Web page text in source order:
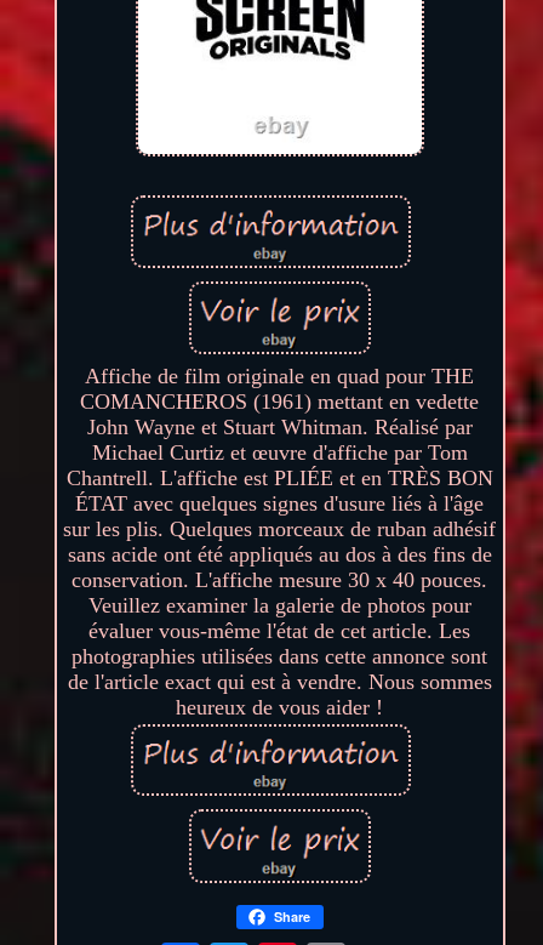
Affiche de film originale en quad pour THE
COMANCHEROS (1961) mettant en vedette
John Wayne et Stuart Whitman. Réalisé par
Michael Curtiz et œuvre d'affiche par Tom
Chantrell. L'affiche est PLIÉE et en TRÈS BON
ÉTAT avec quelques signes d'usure liés à l'âge
sur les plis. Quelques morceaux de ruban adhésif
sans acide ont été appliqués au dos à des fins de
conservation. L'affiche mesure 30 x 40 pouces.
Veuillez examiner la galerie de photos pour
évaluer vous-même l'état de cet article. Les
photographies utilisées dans cette annonce sont
de l'article exact qui est à vendre. Nous sommes
heureux de vous aider !
Share